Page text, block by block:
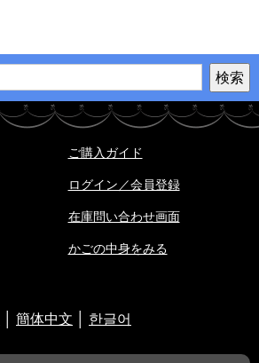
ご購入ガイド
ログイン／会員登録
在庫問い合わせ画面
かごの中身をみる
簡体中文 한글어